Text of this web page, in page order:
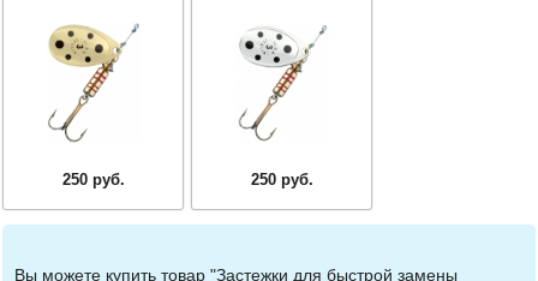
250 руб. 250 руб.
Вы можете купить товар "Застежки для быстрой замены